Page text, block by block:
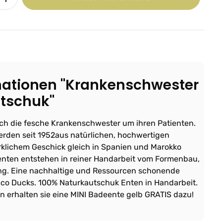
"Krankenschwester
die fesche Krankenschwester um ihren Patienten.
seit 1952aus natürlichen, hochwertigen
Geschick gleich in Spanien und Marokko
entstehen in reiner Handarbeit vom Formenbau,
Eine nachhaltige und Ressourcen schonende
Ducks. 100% Naturkautschuk Enten in Handarbeit.
erhalten sie eine MINI Badeente gelb GRATIS dazu!